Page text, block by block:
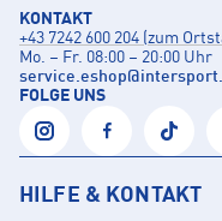
KONTAKT
+43 7242 600 204 (zum
Mo. – Fr. 08:00 – 20:00 Uhr
service.eshop@
FOLGE UNS
HILFE & KONTAKT